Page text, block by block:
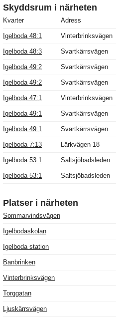
Skyddsrum i närheten
Kvarter Adress
Igelboda 48:1 Vinterbrinksvägen
Igelboda 48:3 Svartkärrsvägen
Igelboda 49:2 Svartkärrsvägen
Igelboda 49:2 Svartkärrsvägen
Igelboda 47:1 Vinterbrinksvägen
Igelboda 49:1 Svartkärrsvägen
Igelboda 49:1 Svartkärrsvägen
Igelboda 7:13 Lärkvägen 18
Igelboda 53:1 Saltsjöbadsleden
Igelboda 53:1 Saltsjöbadsleden
Platser i närheten
Sommarvindsvägen
Igelbodaskolan
Igelboda station
Banbrinken
Vinterbrinksvägen
Torggatan
Ljuskärrsvägen